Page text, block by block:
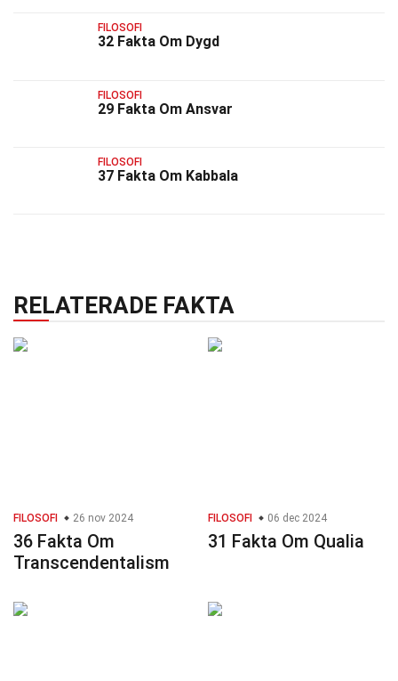
FILOSOFI
32 Fakta Om Dygd
FILOSOFI
29 Fakta Om Ansvar
FILOSOFI
37 Fakta Om Kabbala
RELATERADE FAKTA
FILOSOFI 26 nov 2024
36 Fakta Om
Transcendentalism
FILOSOFI 06 dec 2024
31 Fakta Om Qualia